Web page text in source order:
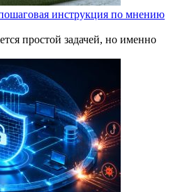
инструкция по мнению
простой задачей, но именно